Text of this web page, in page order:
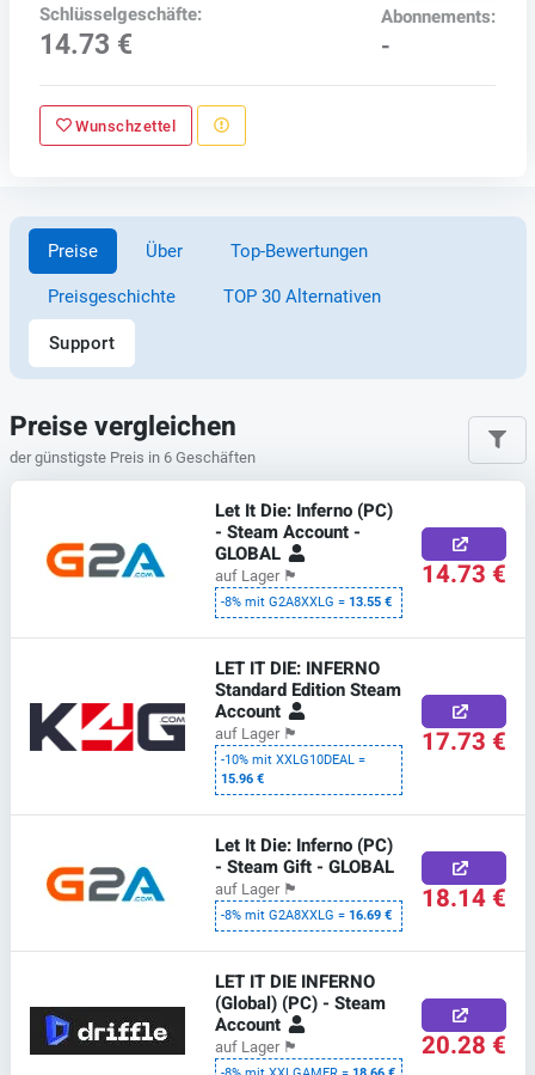
Schlüsselgeschäfte:
14.73 €
Abonnements:
-
Wunschzettel
Preise Über Top-Bewertungen
Preisgeschichte TOP 30 Alternativen
Support
Preise vergleichen
der günstigste Preis in 6 Geschäften
Let It Die: Inferno (PC)
- Steam Account -
GLOBAL
auf Lager 🏴
-8% mit G2A8XXLG =13.55 €
14.73 €
LET IT DIE: INFERNO
Standard Edition Steam
Account
auf Lager 🏴
-10% mit XXLG10DEAL =
15.96 €
17.73 €
Let It Die: Inferno (PC)
- Steam Gift - GLOBAL
auf Lager 🏴
-8% mit G2A8XXLG =16.69 € 18.14 €
LET IT DIE INFERNO
(Global) (PC) - Steam
Account
auf Lager 🏴 20.28 €